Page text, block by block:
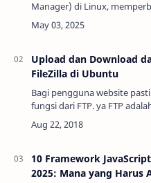
Manager) di Linux,
penyimpanan tidak cukup
menambah ukuran disk dari
Upload dan Download
FileZilla di Ubuntu
Bagi pengguna website
fungsi dari FTP. ya FTP
internet yang berfungsi
dalam suatu network yang
10 Framework
2025: Mana yang Harus